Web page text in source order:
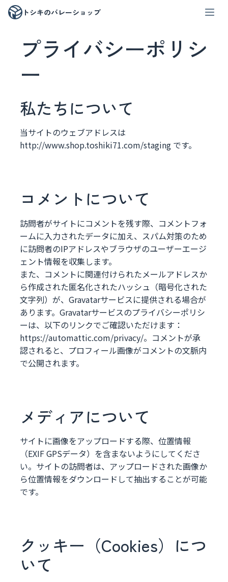
トシキのバレーショップ
プライバシーポリシ
ー
私たちについて
当サイトのウェブアドレスは
http://www.shop.toshiki71.com/staging です。
コメントについて
訪問者がサイトにコメントを残す際、コメントフォ
ームに入力されたデータに加え、スパム対策のため
に訪問者のIPアドレスやブラウザのユーザーエージ
ェント情報を収集します。
また、コメントに関連付けられたメールアドレスか
ら作成された匿名化されたハッシュ（暗号化された
文字列）が、Gravatarサービスに提供される場合が
あります。Gravatarサービスのプライバシーポリシ
ーは、以下のリンクでご確認いただけます：
https://automattic.com/privacy/。コメントが承
認されると、プロフィール画像がコメントの文脈内
で公開されます。
メディアについて
サイトに画像をアップロードする際、位置情報
（EXIF GPSデータ）を含まないようにしてくださ
い。サイトの訪問者は、アップロードされた画像か
ら位置情報をダウンロードして抽出することが可能
です。
クッキー（Cookies）につ
いて